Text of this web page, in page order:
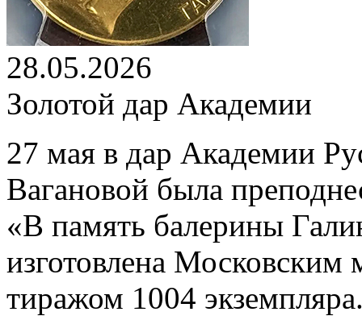
28.05.2026
Золотой дар Академии
27 мая в дар Академии
Вагановой была
«В память балерины
изготовлена
тиражом 1004